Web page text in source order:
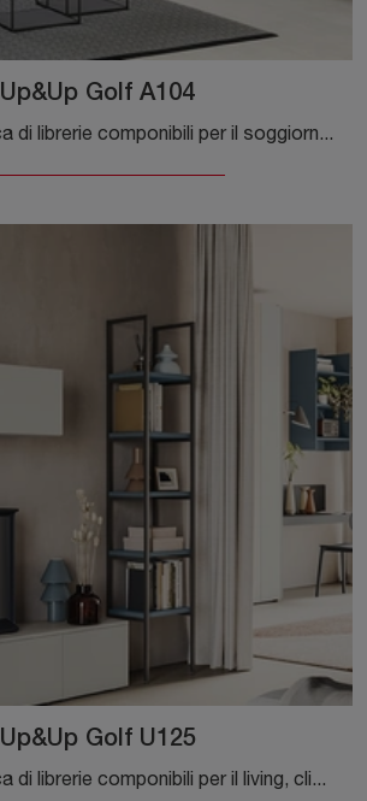
Up&Up Golf A104
Se sei alla ricerca di librerie componibili per il soggiorno, clicca e scopri le nostre soluzioni moderne: il modello Up&Up Golf A104 Colombini Casa ...
Up&Up Golf U125
Se sei alla ricerca di librerie componibili per il living, clicca e scopri le nostre soluzioni moderne: il modello Up&Up Golf U125 Colombini Casa ti ...